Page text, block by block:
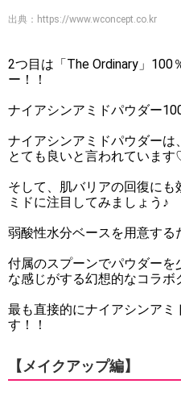
出典： https://www.wconcept.co.kr
2つ目は「The Ordinary」100
ー！！
ナイアシンアミドパウダー
ナイアシンアミドパウダー
とても良いと言われていま
そして、肌バリアの回復に
ミドに注目してみましょう♪
弱酸性水分ベースを用意する
付属のスプーンでパウダー
な感じがする幻想的なコラ
最も直接的にナイアシンア
す！！
【メイクアップ編】